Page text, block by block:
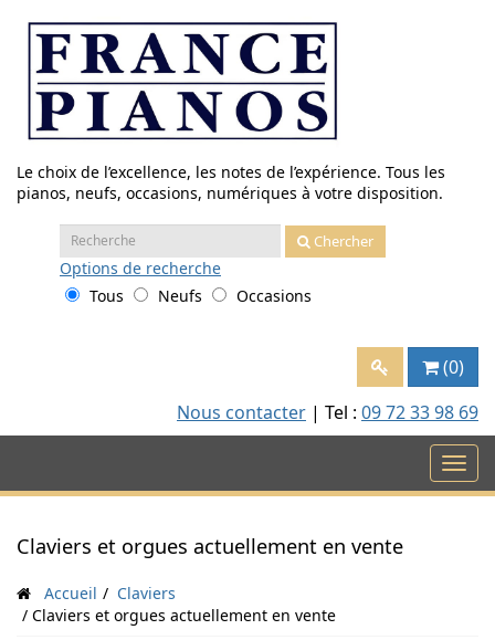
contenu
Le choix de l’excellence, les notes de l’expérience. Tous les
pianos, neufs, occasions, numériques à votre disposition.
Recherche
:
Chercher
Options de recherche
Tous
Neufs Occasions
(0)
Nous contacter | Tel : 09 72 33 98 69
Claviers et orgues actuellement en vente
Accueil
Claviers
Claviers et orgues actuellement en vente